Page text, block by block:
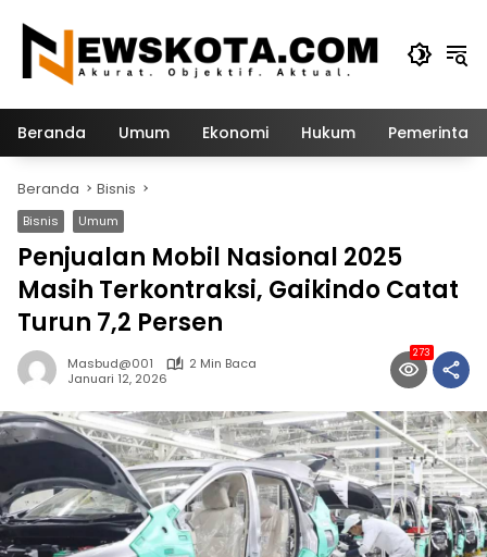
konten
Beranda Umum Ekonomi Hukum
Beranda Bisnis
Bisnis Umum
Penjualan Mobil Nasional 2025
Masih Terkontraksi, Gaikindo Catat
Turun 7,2 Persen
Masbud@001
2 Min Baca
Januari 12, 2026
273